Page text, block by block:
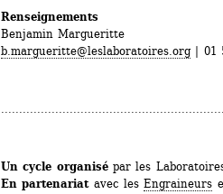
Renseignements
Benjamin Margueritte
b.margueritte@leslaboratoires.org| 01
Un cycle organisépar les
En partenariatavec les Engraineurs